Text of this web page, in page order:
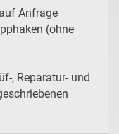
Anfrage
(ohne
, Reparatur- und